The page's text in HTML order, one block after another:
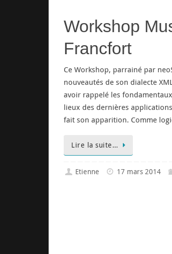
Workshop
Francfort
Ce Workshop, parrainé par
nouveautés de son dialecte
avoir rappelé les
lieux des dernières
fait son apparition. Comme
Lire la suite…
Etienne 17 mars 2014